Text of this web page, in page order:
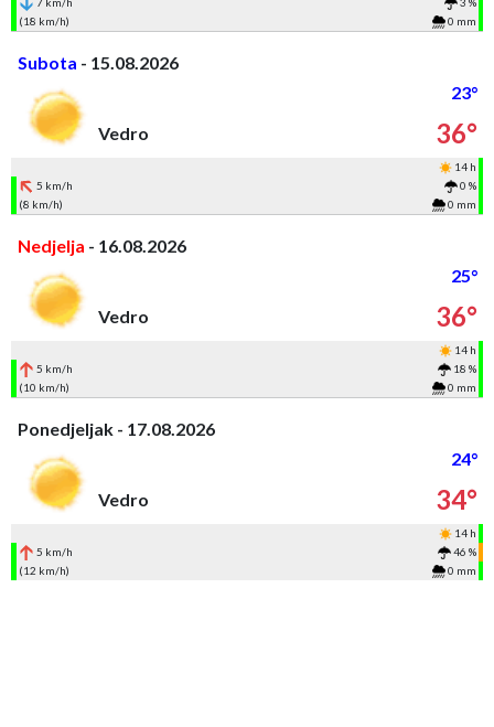
(18 km/h)
0 mm
Subota - 15.08.2026
23°
Vedro
36°
14 h
5 km/h
0 %
(8 km/h)
0 mm
Nedjelja - 16.08.2026
25°
Vedro
36°
14 h
5 km/h
18 %
(10 km/h)
0 mm
Ponedjeljak - 17.08.2026
24°
Vedro
34°
14 h
5 km/h
46 %
(12 km/h)
0 mm